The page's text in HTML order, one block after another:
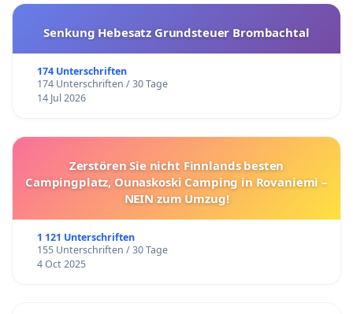
Senkung Hebesatz Grundsteuer Brombachtal
174 Unterschriften
174 Unterschriften / 30 Tage
14 Jul 2026
Zerstören Sie nicht Finnlands besten
Campingplatz, Ounaskoski Camping in Rovaniemi –
NEIN zum Umzug!
1 121 Unterschriften
155 Unterschriften / 30 Tage
4 Oct 2025